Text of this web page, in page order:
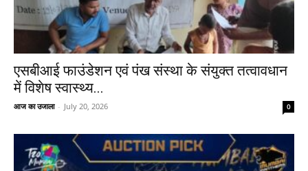
एसबीआई फाउंडेशन एवं पंख संस्था के संयुक्त तत्वावधान
में विशेष स्वास्थ्य...
आज का उजाला - July 20, 2026 0